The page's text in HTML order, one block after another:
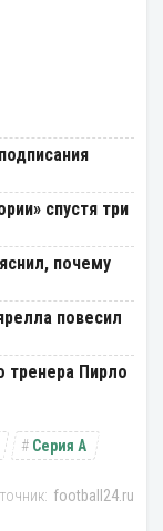
спустя три
почему
повесил
тренера Пирло
Серия А
football24.ru